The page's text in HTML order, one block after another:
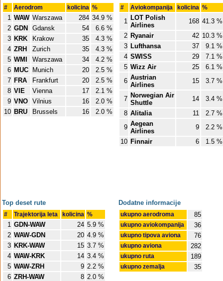
# Aerodrom kolicina %
1 WAW Warszawa 284 34.9 %
2 GDN Gdansk 54
6.6 %
3 KRK Krakow 35
4.3 %
4 ZRH Zurich 35
4.3 %
5 WMI Warszawa 34
4.2 %
6 MUC Munich 20
2.5 %
7 FRA Frankfurt 20
2.5 %
8 VIE Vienna 17
2.1 %
9 VNO Vilnius 16
2.0 %
10 BRU Brussels 16 2.0 %
# Aviokompanija kolicina %
1 LOT Polish
Airlines
168 41.3 %
2 Ryanair 42 10.3 %
3 Lufthansa 37
9.1 %
4 SWISS 29
7.1 %
5 Wizz Air 25
6.1 %
6 Austrian
Airlines
15 3.7 %
7 Norwegian Air
Shuttle
14
3.4 %
8 Alitalia 11
2.7 %
9 Aegean
Airlines
9
2.2 %
10 Finnair 6 1.5 %
Top deset rute
# Trajektorija leta kolicina %
1 GDN-WAW 24 5.9 %
2 WAW-GDN 20 4.9 %
3 KRK-WAW 15 3.7 %
4 WAW-KRK 14 3.4 %
5 WAW-ZRH 9 2.2 %
6 ZRH-WAW 8 2.0 %
Dodatne informacije
ukupno aerodroma 85
ukupno aviokompanija 36
ukupno tipova aviona 76
ukupno aviona 282
ukupno ruta 189
ukupno zemalja 35